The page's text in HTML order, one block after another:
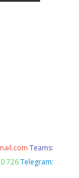
Teams:
726 Telegram: